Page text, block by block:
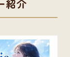
紹介